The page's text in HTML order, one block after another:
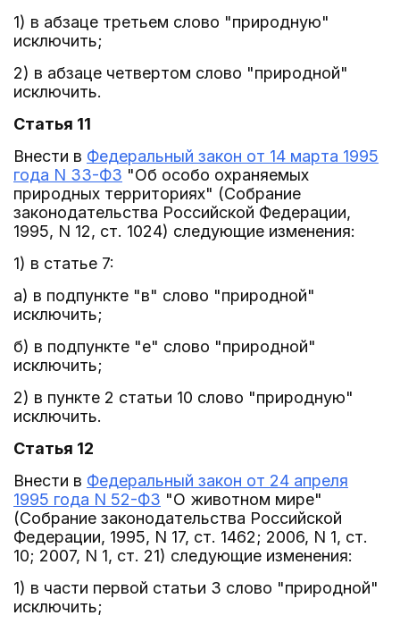
1) в абзаце третьем слово "природную"
исключить;
2) в абзаце четвертом слово "природной"
исключить.
Статья 11
Внести в Федеральный закон от 14 марта 1995
года N 33-ФЗ "Об особо охраняемых
природных территориях" (Собрание
законодательства Российской Федерации,
1995, N 12, ст. 1024) следующие изменения:
1) в статье 7:
а) в подпункте "в" слово "природной"
исключить;
б) в подпункте "е" слово "природной"
исключить;
2) в пункте 2 статьи 10 слово "природную"
исключить.
Статья 12
Внести в Федеральный закон от 24 апреля
1995 года N 52-ФЗ "О животном мире"
(Собрание законодательства Российской
Федерации, 1995, N 17, ст. 1462; 2006, N 1, ст.
10; 2007, N 1, ст. 21) следующие изменения:
1) в части первой статьи 3 слово "природной"
исключить;